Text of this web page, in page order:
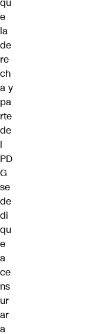
e
la
de
re
ch
a y
pa
rte
de
l
PD
G
se
de
di
qu
e
a
ce
ns
ur
ar
a